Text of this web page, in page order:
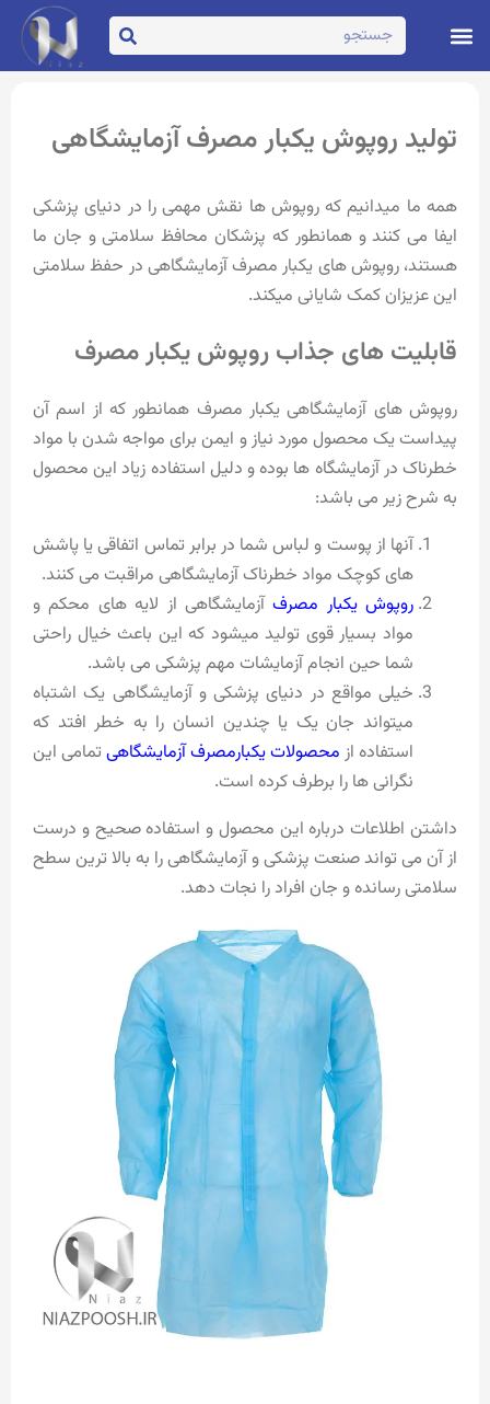
تولید روپوش یکبار مصرف آزمایشگاهی
همه ما میدانیم که روپوش ها نقش مهمی را در دنیای پزشکی
ایفا می کنند و همانطور که پزشکان محافظ سلامتی و جان ما
هستند، روپوش های یکبار مصرف آزمایشگاهی در حفظ سلامتی
این عزیزان کمک شایانی میکند.
قابلیت های جذاب روپوش یکبار مصرف
روپوش های آزمایشگاهی یکبار مصرف همانطور که از اسم آن
پیداست یک محصول مورد نیاز و ایمن برای مواجه شدن با مواد
خطرناک در آزمایشگاه ها بوده و دلیل استفاده زیاد این محصول
به شرح زیر می باشد:
آنها از پوست و لباس شما در برابر تماس اتفاقی یا پاشش
های کوچک مواد خطرناک آزمایشگاهی مراقبت می کنند.
روپوش یکبار مصرفآزمایشگاهی از لایه های محکم و
مواد بسیار قوی تولید میشود که این باعث خیال راحتی
شما حین انجام آزمایشات مهم پزشکی می باشد.
خیلی مواقع در دنیای پزشکی و آزمایشگاهی یک اشتباه
میتواند جان یک یا چندین انسان را به خطر افتد که
استفاده از محصولات یکبارمصرف آزمایشگاهی تمامی این
نگرانی ها را برطرف کرده است.
داشتن اطلاعات درباره این محصول و استفاده صحیح و درست
از آن می تواند صنعت پزشکی و آزمایشگاهی را به بالا ترین سطح
سلامتی رسانده و جان افراد را نجات دهد.